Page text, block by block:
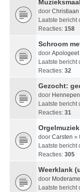
door Christiaan
Laatste bericht
Reacties: 158
Schroom
door Apologeet
Laatste bericht
Reacties: 32
Gezocht:
door Hennepen
Laatste bericht
Reacties: 31
door Carsten »
Laatste bericht
Reacties: 305
Weerklank
door
Laatste bericht